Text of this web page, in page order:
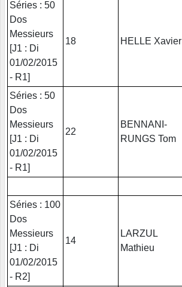
Séries : 50
Dos
Messieurs
[J1 : Di
01/02/2015
- R1]
18 HELLE Xavier
Séries : 50
Dos
Messieurs
[J1 : Di
01/02/2015
- R1]
22
BENNANI-
RUNGS Tom
Séries : 100
Dos
Messieurs
[J1 : Di
01/02/2015
- R2]
14
LARZUL
Mathieu